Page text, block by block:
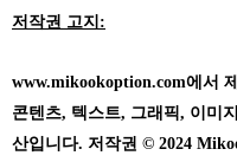
저작권 고지:
www.mikookoption.com에서
콘텐츠, 텍스트, 그래픽, 이미
산입니다. 저작권 © 2024